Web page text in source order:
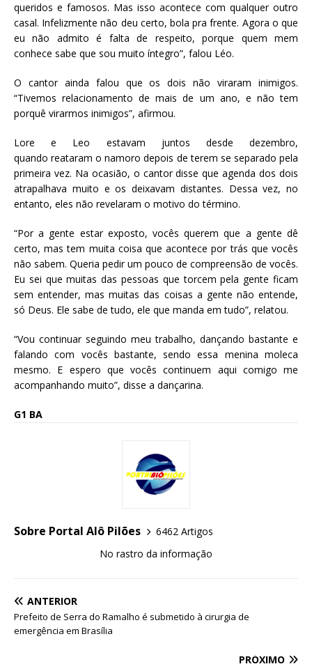
queridos e famosos. Mas isso acontece com qualquer outro
casal. Infelizmente não deu certo, bola pra frente. Agora o que
eu não admito é falta de respeito, porque quem mem
conhece sabe que sou muito íntegro”, falou Léo.
O cantor ainda falou que os dois não viraram inimigos.
“Tivemos relacionamento de mais de um ano, e não tem
porquê virarmos inimigos”, afirmou.
Lore e Leo estavam juntos desde dezembro,
quando reataram o namoro depois de terem se separado pela
primeira vez. Na ocasião, o cantor disse que agenda dos dois
atrapalhava muito e os deixavam distantes. Dessa vez, no
entanto, eles não revelaram o motivo do término.
“Por a gente estar exposto, vocês querem que a gente dê
certo, mas tem muita coisa que acontece por trás que vocês
não sabem. Queria pedir um pouco de compreensão de vocês.
Eu sei que muitas das pessoas que torcem pela gente ficam
sem entender, mas muitas das coisas a gente não entende,
só Deus. Ele sabe de tudo, ele que manda em tudo”, relatou.
“Vou continuar seguindo meu trabalho, dançando bastante e
falando com vocês bastante, sendo essa menina moleca
mesmo. E espero que vocês continuem aqui comigo me
acompanhando muito”, disse a dançarina.
G1 BA
Sobre Portal Alô Pilões
6462 Artigos
No rastro da informação
ANTERIOR
Prefeito de Serra do Ramalho é submetido à cirurgia de
emergência em Brasília
PRÓXIMO